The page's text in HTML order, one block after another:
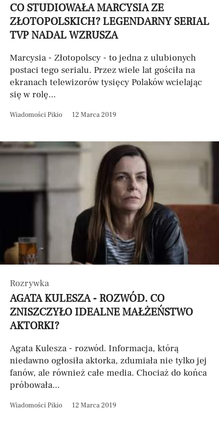
CO STUDIOWAŁA MARCYSIA ZE
ZŁOTOPOLSKICH? LEGENDARNY SERIAL
TVP NADAL WZRUSZA
Marcysia - Złotopolscy - to jedna z ulubionych
postaci tego serialu. Przez wiele lat gościła na
ekranach telewizorów tysięcy Polaków wcielając
się w rolę...
Wiadomości Pikio 12 Marca 2019
Rozrywka
AGATA KULESZA - ROZWÓD. CO
ZNISZCZYŁO IDEALNE MAŁŻEŃSTWO
AKTORKI?
Agata Kulesza - rozwód. Informacja, którą
niedawno ogłosiła aktorka, zdumiała nie tylko jej
fanów, ale również całe media. Chociaż do końca
próbowała...
Wiadomości Pikio 12 Marca 2019